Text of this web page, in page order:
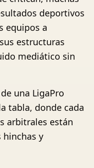
deportivos
equipos a
estructuras
mediático sin
una LigaPro
tabla, donde cada
arbitrales están
hinchas y